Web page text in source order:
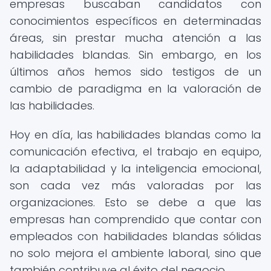
empresas buscaban candidatos con
conocimientos específicos en determinadas
áreas, sin prestar mucha atención a las
habilidades blandas. Sin embargo, en los
últimos años hemos sido testigos de un
cambio de paradigma en la valoración de
las habilidades.
Hoy en día, las habilidades blandas como la
comunicación efectiva, el trabajo en equipo,
la adaptabilidad y la inteligencia emocional,
son cada vez más valoradas por las
organizaciones. Esto se debe a que las
empresas han comprendido que contar con
empleados con habilidades blandas sólidas
no solo mejora el ambiente laboral, sino que